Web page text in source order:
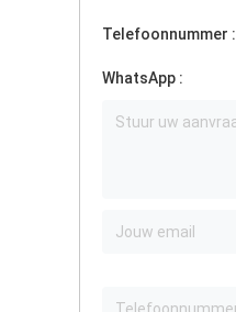
Telefoonnummer :
WhatsApp :